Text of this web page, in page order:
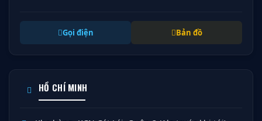
Gọi điện Bản đồ
HỒ CHÍ MINH